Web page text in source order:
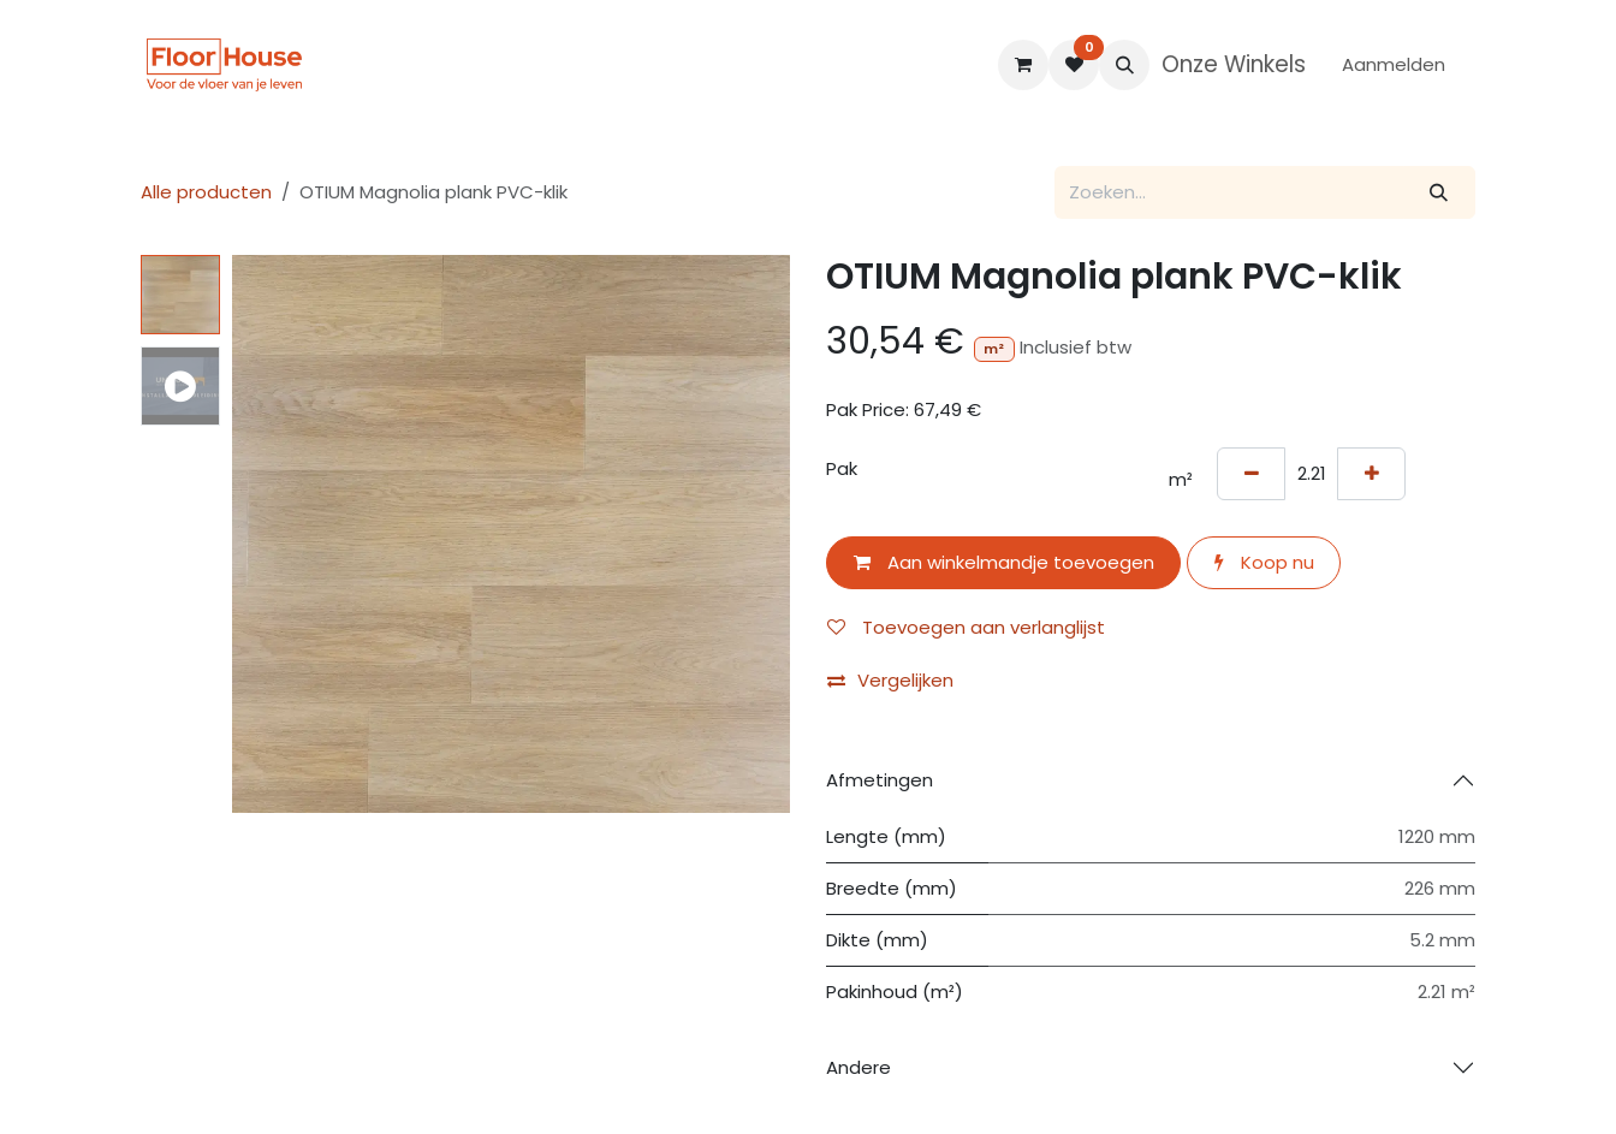
Blogs
0
Onze Winkels Aanmelden
Alle producten OTIUM Magnolia plank PVC-klik
OTIUM Magnolia plank PVC-klik
30,54 € m² Inclusief btw
Pak Price: 67,49 €
Pak m²
Aan winkelmandje toevoegen Koop nu
Toevoegen aan verlanglijst
Vergelijken
Afmetingen
Lengte (mm) 1220 mm
Breedte (mm) 226 mm
Dikte (mm) 5.2 mm
Pakinhoud (m²) 2.21 m²
Andere